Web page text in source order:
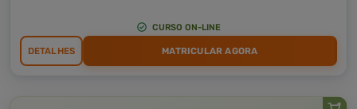
CURSO ON-LINE
DETALHES MATRICULAR AGORA